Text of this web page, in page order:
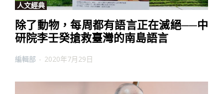
人文經典
除了動物，每周都有語言正在滅絕──中
研院李壬癸搶救臺灣的南島語言
編輯部 - 2020年7月29日